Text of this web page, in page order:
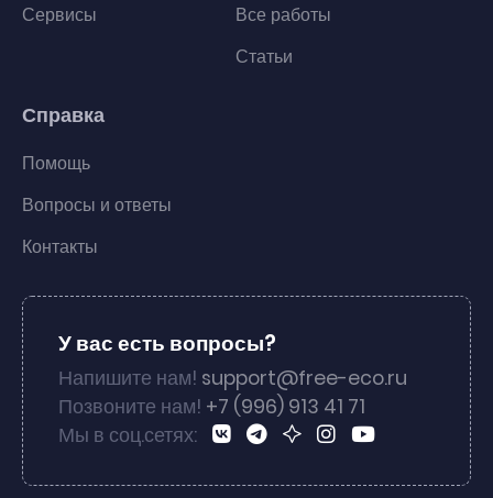
Сервисы
Все работы
Статьи
Справка
Помощь
Вопросы и ответы
Контакты
У вас есть вопросы?
Напишите нам! support@free-eco.ru
Позвоните нам! +7 (996) 913 41 71
Мы в соц.сетях: